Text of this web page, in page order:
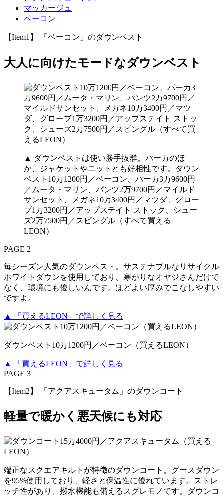
マッカージュ
ベーコン
【Item1】 「ベーコン」のダウンベスト
大人に向けたモードなダウンベスト
▲ ダウンベストは使い勝手抜群。パーカのほ
か、ジャケットやニットとも好相性です。ダウン
ベスト10万1200円／ベーコン、パーカ3万9600円
／ムータ・マリン、パンツ2万9700円／マイルド
サンセット、メガネ10万3400円／マツダ、グロー
ブ1万3200円／アップステイト ストック、シュー
ズ2万7500円／スピングル（すべて買える
LEON）
PAGE 2
毎シーズン人気のダウンベスト。サステナブルなリサイクル
ホワイトダウンを使用しており、寒がりなオヤジさんだけで
なく、環境にも優しいんです。ほどよい厚みでこなしやすい
ですよ。
▲ 「買えるLEON」で詳しく見る
ダウンベスト10万1200円／ベーコン（買えるLEON）
▲ 「買えるLEON」で詳しく見る
PAGE 3
【Item2】 「アクアスキュータム」のダウンコート
軽量で暖かく悪天候にも対応
端正なスクエアキルトが特徴のダウンコート。グースダウン
を95%使用しており、軽さと保温性に優れています。ストレ
ッチ性があり、撥水機能も備えるスグレモノです。ダウンコ